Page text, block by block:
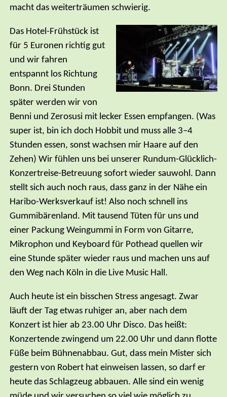
macht das weiterträumen schwierig.
Das Hotel-Frühstück ist
für 5 Euronen richtig gut
und wir fahren
entspannt los Richtung
Bonn. Drei Stunden
später werden wir von
Benni und Zerosusi mit lecker Essen empfangen. (Was
super ist, bin ich doch Hobbit und muss alle 3–4
Stunden essen, sonst wachsen mir Haare auf den
Zehen) Wir fühlen uns bei unserer Rundum-Glücklich-
Konzertreise-Betreuung sofort wieder sauwohl. Dann
stellt sich auch noch raus, dass ganz in der Nähe ein
Haribo-Werksverkauf ist! Also noch schnell ins
Gummibärenland. Mit tausend Tüten für uns und
einer Packung Weingummi in Form von Gitarre,
Mikrophon und Keyboard für Pothead quellen wir
eine Stunde später wieder raus und machen uns auf
den Weg nach Köln in die Live Music Hall.
Auch heute ist ein bisschen Stress angesagt. Zwar
läuft der Tag etwas ruhiger an, aber nach dem
Konzert ist hier ab 23.00 Uhr Disco. Das heißt:
Konzertende zwingend um 22.00 Uhr und dann flotte
Füße beim Bühnenabbau. Gut, dass mein Mister sich
gestern von Robert hat einweisen lassen, so darf er
heute das Schlagzeug abbauen. Alle sind ein wenig